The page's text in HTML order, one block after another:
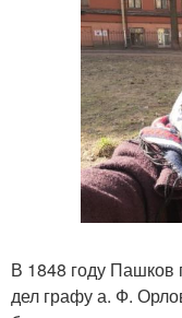
В 1848 году Пашков
дел графу а. Ф.